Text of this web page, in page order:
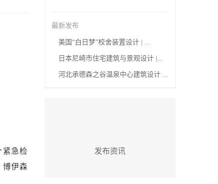
紧急检
博伊森
最新发布
美国“白日梦”校舍装置设计 | ...
日本尼崎市住宅建筑与景观设计 |...
河北承德森之谷温泉中心建筑设计 ...
发布资讯